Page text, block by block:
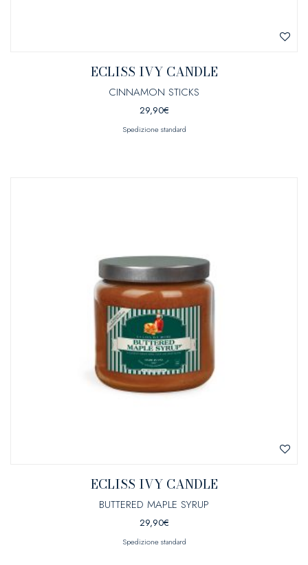
ECLISS IVY CANDLE
CINNAMON STICKS
29,90€
Spedizione standard
ECLISS IVY CANDLE
BUTTERED MAPLE SYRUP
29,90€
Spedizione standard